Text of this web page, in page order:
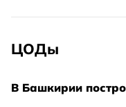
ЦОДы
В Башкирии